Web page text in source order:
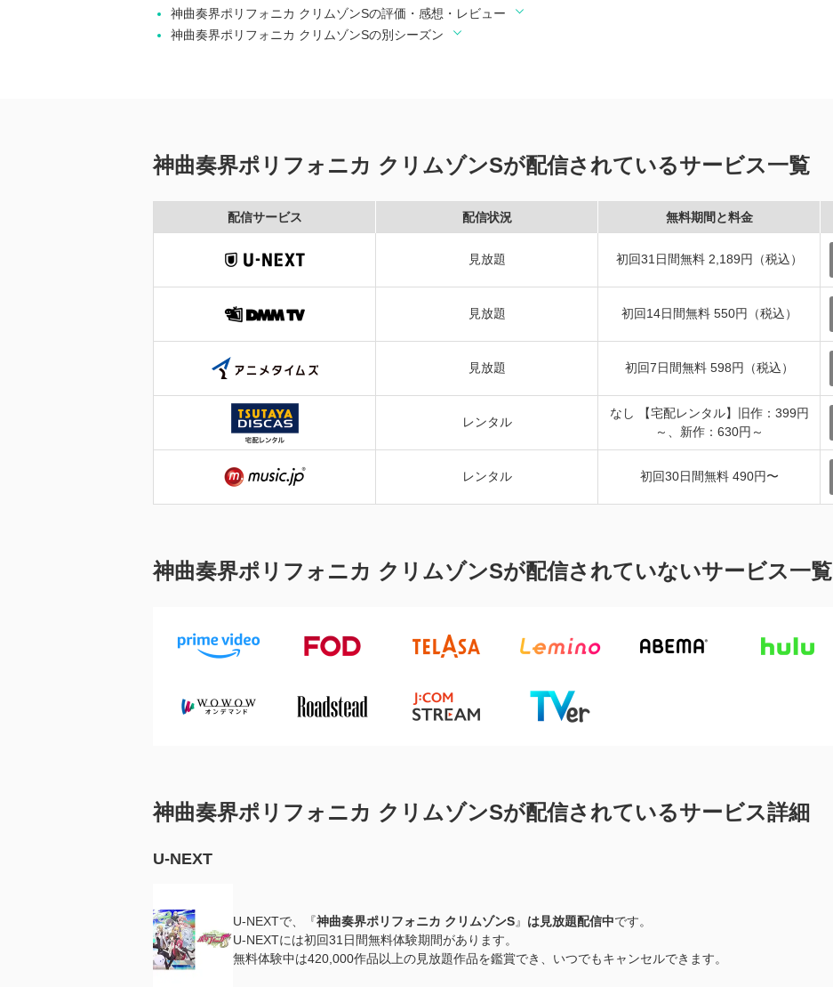
神曲奏界ポリフォニカ クリムゾンSの評価・感想・レビュー
神曲奏界ポリフォニカ クリムゾンSの別シーズン
神曲奏界ポリフォニカ クリムゾンSが配信されているサービス一覧
配信サービス 配信状況 無料期間と料金
見放題 初回31日間無料 2,189円（税込）
見放題 初回14日間無料 550円（税込）
見放題 初回7日間無料 598円（税込）
レンタル
なし 【宅配レンタル】旧作：399円
～、新作：630円～
レンタル 初回30日間無料 490円〜
神曲奏界ポリフォニカ クリムゾンSが配信されていないサービス一覧
神曲奏界ポリフォニカ クリムゾンSが配信されているサービス詳細
U-NEXT
U-NEXTで、『神曲奏界ポリフォニカ クリムゾンS』 は見放題配信中です。
U-NEXTには初回31日間無料体験期間があります。
無料体験中は420,000作品以上の見放題作品を鑑賞でき、いつでもキャンセルできます。